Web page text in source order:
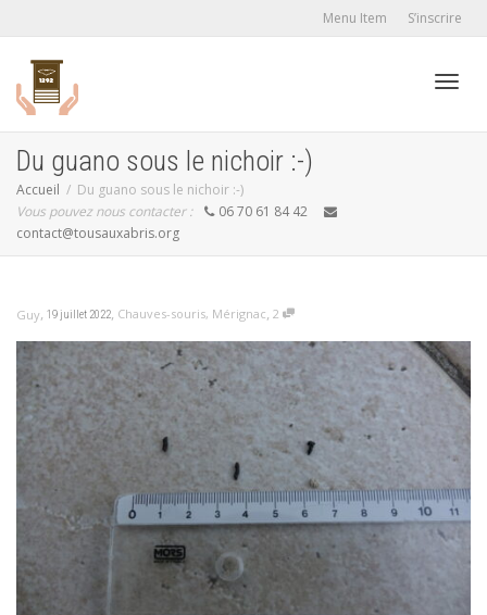
Menu Item S’inscrire
Du guano sous le nichoir :-)
Accueil
Du guano sous le nichoir :-)
Vous pouvez nous contacter :
06 70 61 84 42
contact@tousauxabris.org
Guy, 19 juillet 2022, Chauves-souris, Mérignac, 2